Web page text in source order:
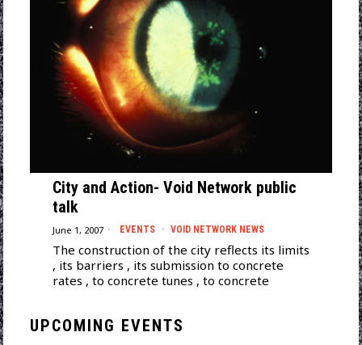
City and Action- Void Network public
talk
June 1, 2007 EVENTS · VOID NETWORK NEWS
The construction of the city reflects its limits
, its barriers , its submission to concrete
rates , to concrete tunes , to concrete
UPCOMING EVENTS